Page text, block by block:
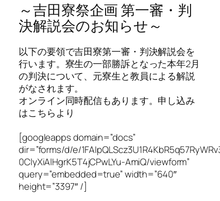
～吉田寮祭企画 第一審・判
決解説会のお知らせ～
以下の要領で吉田寮第一審・判決解説会を
行います。寮生の一部勝訴となった本年2月
の判決について、元寮生と教員による解説
がなされます。
オンライン同時配信もあります。申し込み
はこちらより
[googleapps domain=”docs”
dir=”forms/d/e/
0ClyXiAlHgrK5T4jCPwLYu-AmiQ/viewform”
query=”embedded=true” width=”640″
height=”3397″ /]